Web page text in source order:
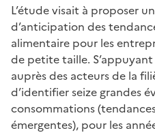
L’étude visait à proposer
d’anticipation des
alimentaire pour les
de petite taille.
auprès des acteurs de la
d’identifier seize grandes
consommations
émergentes), pour les